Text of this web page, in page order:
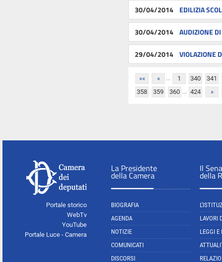
30/04/2014 EDILIZIA
30/04/2014 AUDIZIONE
29/04/2014 VIOLAZIONE
«« « 1
... 340
341
358
359 360 ... 424 »
Portale storico
WebTv
YouTube
Portale Luce - Camera
La Presidente
della Camera
BIOGRAFIA
AGENDA
NOTIZIE
COMUNICATI
DISCORSI
Il
della
LAVORI
LEGGI E